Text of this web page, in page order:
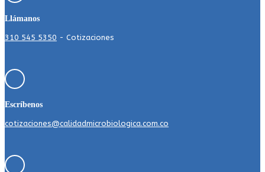
Llámanos
310 545 5350 - Cotizaciones
Escríbenos
cotizaciones@calidadmicrobiologica.com.co